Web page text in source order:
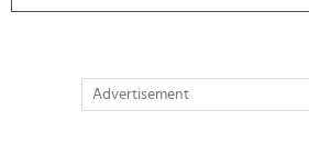
Advertisement